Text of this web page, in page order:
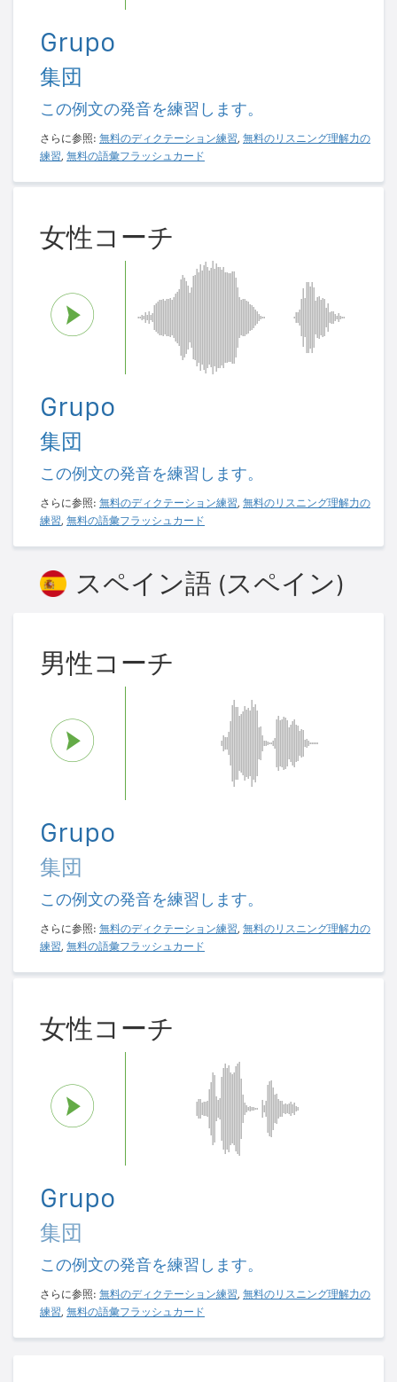
Grupo
集団
この例文の発音を練習します。
さらに参照: 無料のディクテーション練習, 無料のリスニング理解力の
練習, 無料の語彙フラッシュカード
女性コーチ
Grupo
集団
この例文の発音を練習します。
さらに参照: 無料のディクテーション練習, 無料のリスニング理解力の
練習, 無料の語彙フラッシュカード
スペイン語 (スペイン)
男性コーチ
Grupo
集団
この例文の発音を練習します。
さらに参照: 無料のディクテーション練習, 無料のリスニング理解力の
練習, 無料の語彙フラッシュカード
女性コーチ
Grupo
集団
この例文の発音を練習します。
さらに参照: 無料のディクテーション練習, 無料のリスニング理解力の
練習, 無料の語彙フラッシュカード